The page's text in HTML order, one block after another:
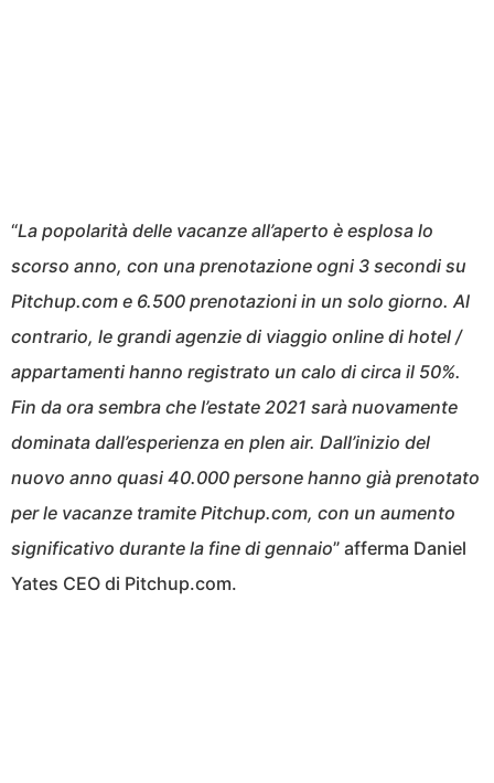
“La popolarità delle vacanze all’aperto è esplosa lo
scorso anno, con una prenotazione ogni 3 secondi su
Pitchup.com e 6.500 prenotazioni in un solo giorno. Al
contrario, le grandi agenzie di viaggio online di hotel /
appartamenti hanno registrato un calo di circa il 50%.
Fin da ora sembra che l’estate 2021 sarà nuovamente
dominata dall’esperienza en plen air. Dall’inizio del
nuovo anno quasi 40.000 persone hanno già prenotato
per le vacanze tramite Pitchup.com, con un aumento
significativo durante la fine di gennaio” afferma Daniel
Yates CEO di Pitchup.com.